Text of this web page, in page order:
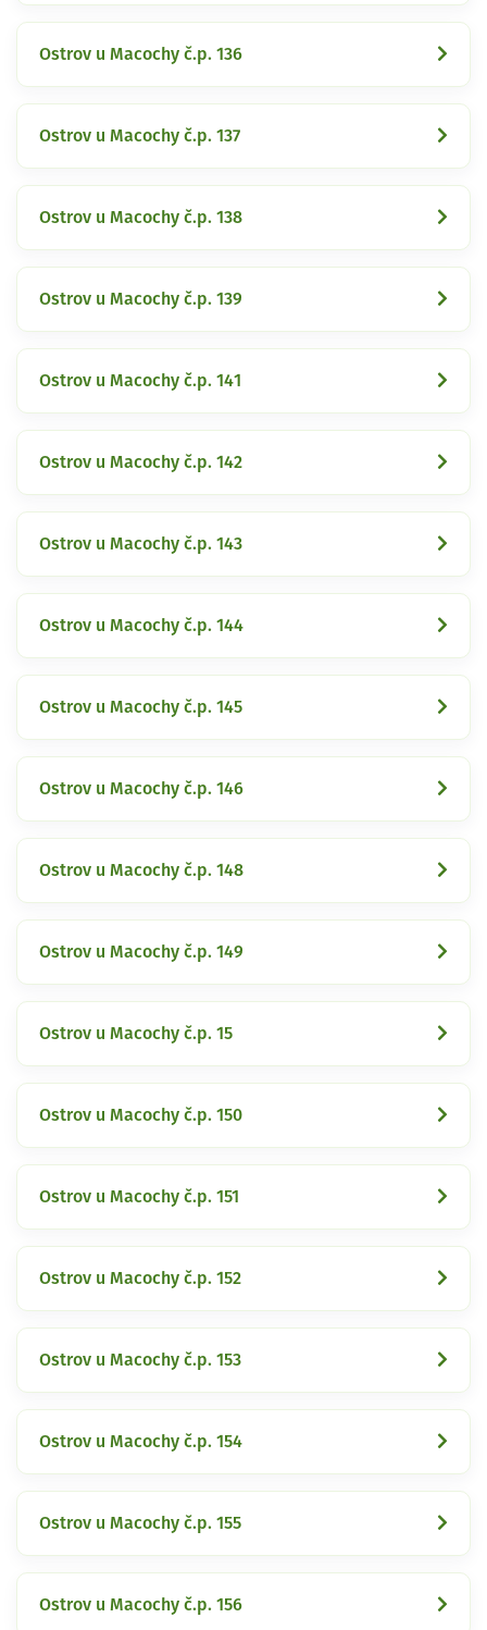
Ostrov u Macochy č.p. 136
Ostrov u Macochy č.p. 137
Ostrov u Macochy č.p. 138
Ostrov u Macochy č.p. 139
Ostrov u Macochy č.p. 141
Ostrov u Macochy č.p. 142
Ostrov u Macochy č.p. 143
Ostrov u Macochy č.p. 144
Ostrov u Macochy č.p. 145
Ostrov u Macochy č.p. 146
Ostrov u Macochy č.p. 148
Ostrov u Macochy č.p. 149
Ostrov u Macochy č.p. 15
Ostrov u Macochy č.p. 150
Ostrov u Macochy č.p. 151
Ostrov u Macochy č.p. 152
Ostrov u Macochy č.p. 153
Ostrov u Macochy č.p. 154
Ostrov u Macochy č.p. 155
Ostrov u Macochy č.p. 156